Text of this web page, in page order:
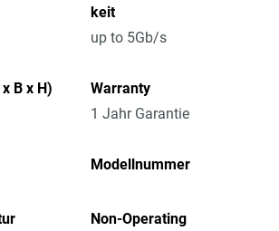
keit
up to 5Gb/s
B x H)
Warranty
1 Jahr Garantie
Modellnummer
Non-Operating